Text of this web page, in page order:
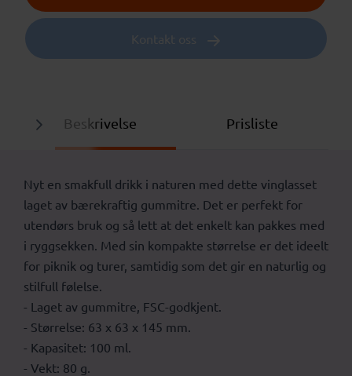
Kontakt oss
Beskrivelse Prisliste
Nyt en smakfull drikk i naturen med dette vinglasset
laget av bærekraftig gummitre. Det er perfekt for
utendørs bruk og så lett at det enkelt kan pakkes med
i ryggsekken. Med sin kompakte størrelse er det ideelt
for piknik og turer, samtidig som det gir en naturlig og
stilfull følelse.
- Laget av gummitre, FSC-godkjent.
- Størrelse: 63 x 63 x 145 mm.
- Kapasitet: 100 ml.
- Vekt: 80 g.